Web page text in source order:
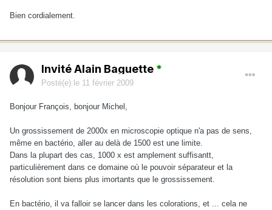
Bien cordialement.
Invité Alain Baguette *
Posté(e) le 11 février 2009
Bonjour François, bonjour Michel,
Un grossissement de 2000x en microscopie optique n'a pas de sens,
même en bactério, aller au delà de 1500 est une limite.
Dans la plupart des cas, 1000 x est amplement suffisantt,
particulièrement dans ce domaine où le pouvoir séparateur et la
résolution sont biens plus imortants que le grossissement.
En bactério, il va falloir se lancer dans les colorations, et ... cela ne